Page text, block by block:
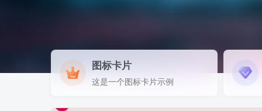
图标卡片
这是一个图标卡片示例
站长源码网 强势归来 全面开启
站长源码网 www.071s.cn